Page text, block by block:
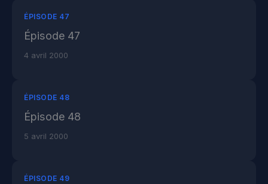
ÉPISODE 47
Épisode 47
4 avril 2000
ÉPISODE 48
Épisode 48
5 avril 2000
ÉPISODE 49